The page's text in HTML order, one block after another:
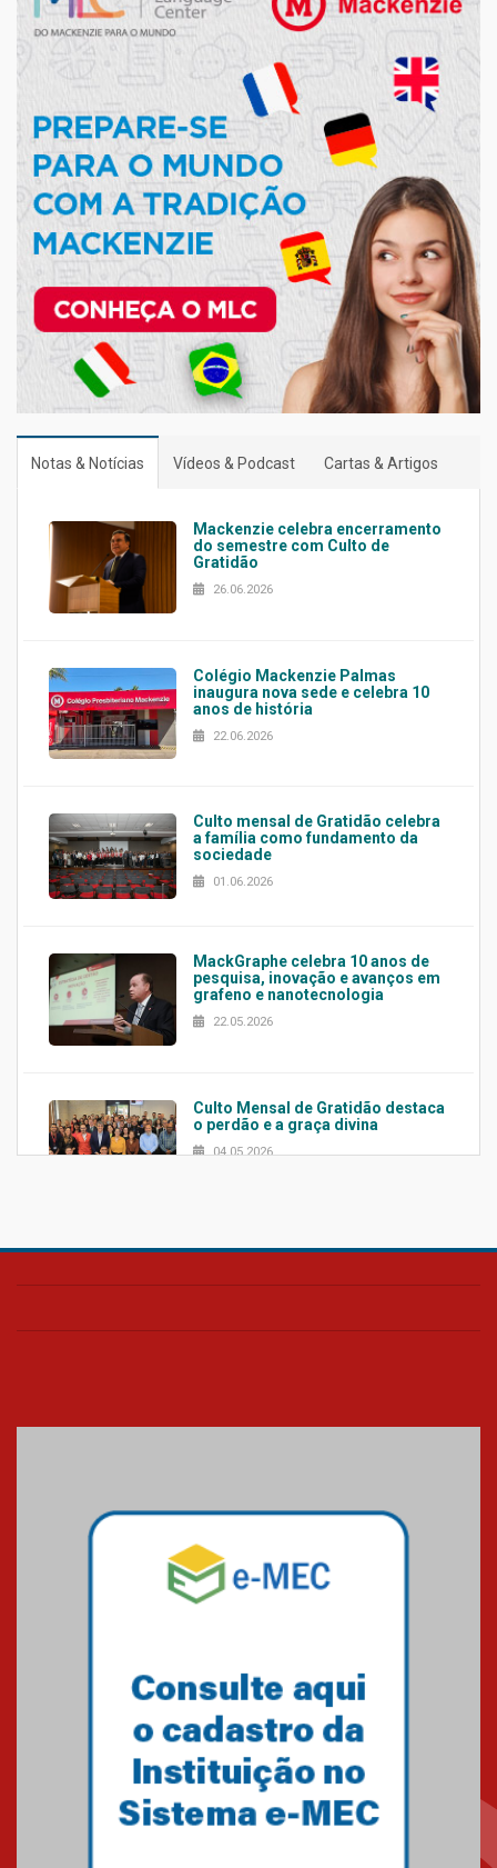
Notas & Notícias Vídeos & Podcast Cartas & Artigos
Mackenzie celebra encerramento
do semestre com Culto de
Gratidão
26.06.2026
Colégio Mackenzie Palmas
inaugura nova sede e celebra 10
anos de história
22.06.2026
Culto mensal de Gratidão celebra
a família como fundamento da
sociedade
01.06.2026
MackGraphe celebra 10 anos de
pesquisa, inovação e avanços em
grafeno e nanotecnologia
22.05.2026
Culto Mensal de Gratidão destaca
o perdão e a graça divina
04.05.2026
Confira como foi o culto mensal
Mackenzie mobiliza campanha
solidária para apoiar famílias em
Minas Gerais
Primeiro culto do ano ressalta o
27.02.2026